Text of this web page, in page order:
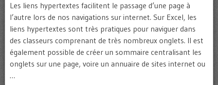
Les liens hypertextes facilitent le passage d’une page à
l’autre lors de nos navigations sur internet. Sur Excel, les
liens hypertextes sont très pratiques pour naviguer dans
des classeurs comprenant de très nombreux onglets. Il est
également possible de créer un sommaire centralisant les
onglets sur une page, voire un annuaire de sites internet ou
…